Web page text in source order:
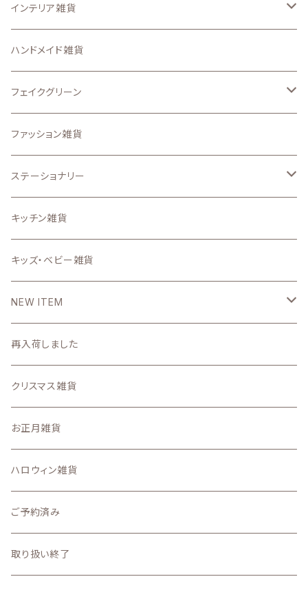
スマートフォンケース、iPadケース
ステッカー
アイロンプリントシート
その他のオリジナル雑貨
うちの子グッズ
写真で作るうちの子グッズ
なし
ガーデン ピック
置物・オーナメント
.etcガーデン雑貨
インテリア雑貨
収納・インテリア用品
壁面、ハンギング雑貨
マット、マルチカバー
置物・オブジェ
インテリア雑貨小物
壁掛け時計・照明
DIYパーツ
ハンドメイド雑貨
フェイクグリーン
ドライフラワー
ファッション雑貨
ステーショナリー
スタンプ
ステーショナリー雑貨
キッチン雑貨
キッズ・ベビー雑貨
NEW ITEM
2026
7月
6月
2月
2025
11月の新着商品
10月の新着商品
再入荷しました
クリスマス雑貨
お正月雑貨
ハロウィン雑貨
ご予約済み
取り扱い終了